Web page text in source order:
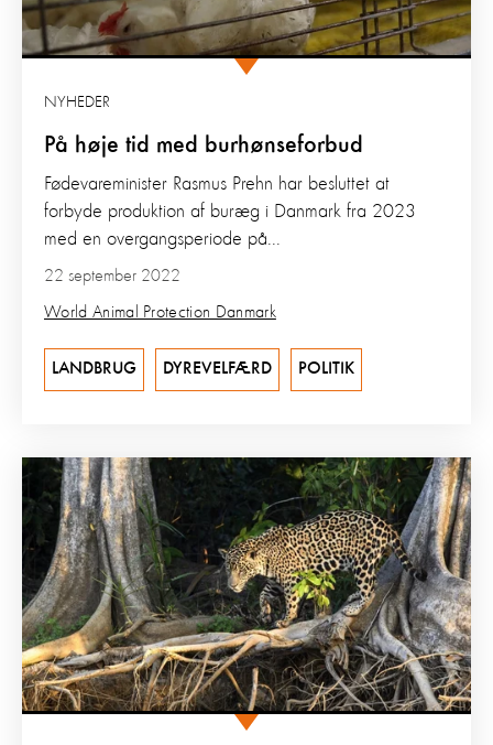
På høje tid med burhønseforbud
NYHEDER
22 september 2022
World Animal Protection Danmark
Fødevareminister Rasmus Prehn har besluttet at
forbyde produktion af buræg i Danmark fra 2023
med en overgangsperiode på...
LANDBRUG DYREVELFÆRD POLITIK